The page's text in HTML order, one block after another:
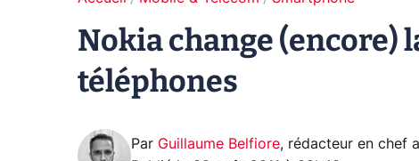
Nokia change (encore)
téléphones
Par Guillaume Belfiore, rédacteur en chef